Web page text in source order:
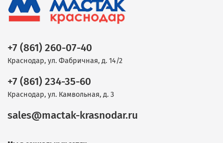
+7 (861) 260-07-40
Краснодар, ул. Фабричная, д. 14/2
+7 (861) 234-35-60
Краснодар, ул. Камвольная, д. 3
sales@mactak-krasnodar.ru